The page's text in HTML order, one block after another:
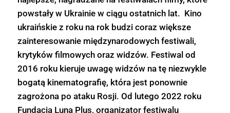
powstały w Ukrainie w ciągu ostatnich lat. Kino
ukraińskie z roku na rok budzi coraz większe
zainteresowanie międzynarodowych festiwali,
krytyków filmowych oraz widzów. Festiwal od
2016 roku kieruje uwagę widzów na tę niezwykle
bogatą kinematografię, która jest ponownie
zagrożona po ataku Rosji. Od lutego 2022 roku
Fundacja Luna Plus, organizator festiwalu